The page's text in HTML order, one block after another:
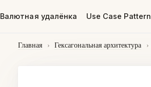
Валютная удалёнка Use Case Pattern
Главная › Гексагональная архитектура ›